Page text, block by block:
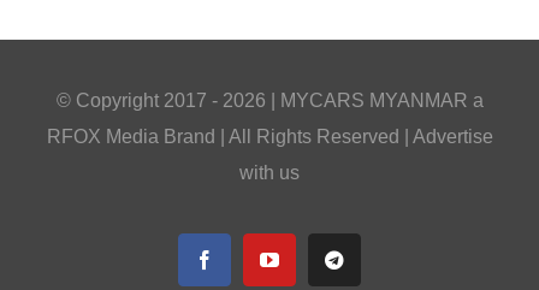
© Copyright 2017 - 2026 | MYCARS MYANMAR a
RFOX Media Brand | All Rights Reserved | Advertise
with us
FacebookYouTubeTelegram